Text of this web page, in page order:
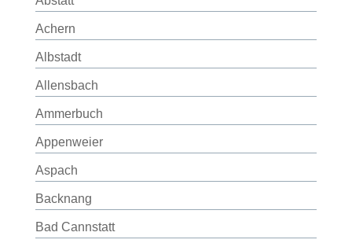
Achern
Albstadt
Allensbach
Ammerbuch
Appenweier
Aspach
Backnang
Bad Cannstatt